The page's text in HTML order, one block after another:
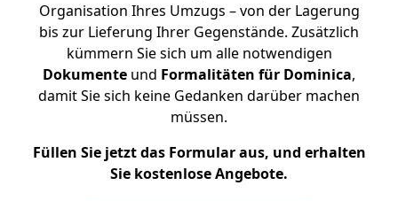
Organisation Ihres Umzugs – von der Lagerung
bis zur Lieferung Ihrer Gegenstände. Zusätzlich
kümmern Sie sich um alle notwendigen
Dokumente und Formalitäten für Dominica,
damit Sie sich keine Gedanken darüber machen
müssen.
Füllen Sie jetzt das Formular aus, und erhalten
Sie kostenlose Angebote.